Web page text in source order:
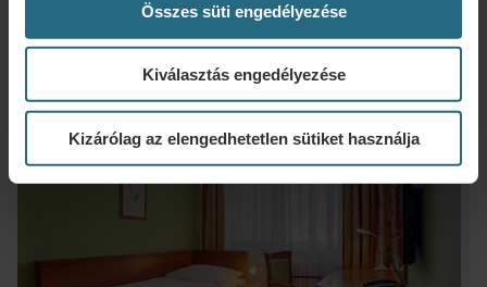
Összes süti engedélyezése
Kiválasztás engedélyezése
Kizárólag az elengedhetetlen sütiket használja